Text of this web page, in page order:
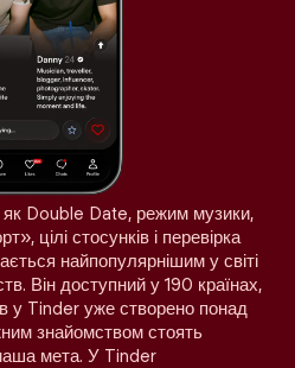
Double Date, режим музики,
цілі стосунків і перевірка
найпопулярнішим у світі
Він доступний у 190 країнах,
у Tinder уже створено понад
знайомством стоять
мета. У Tinder